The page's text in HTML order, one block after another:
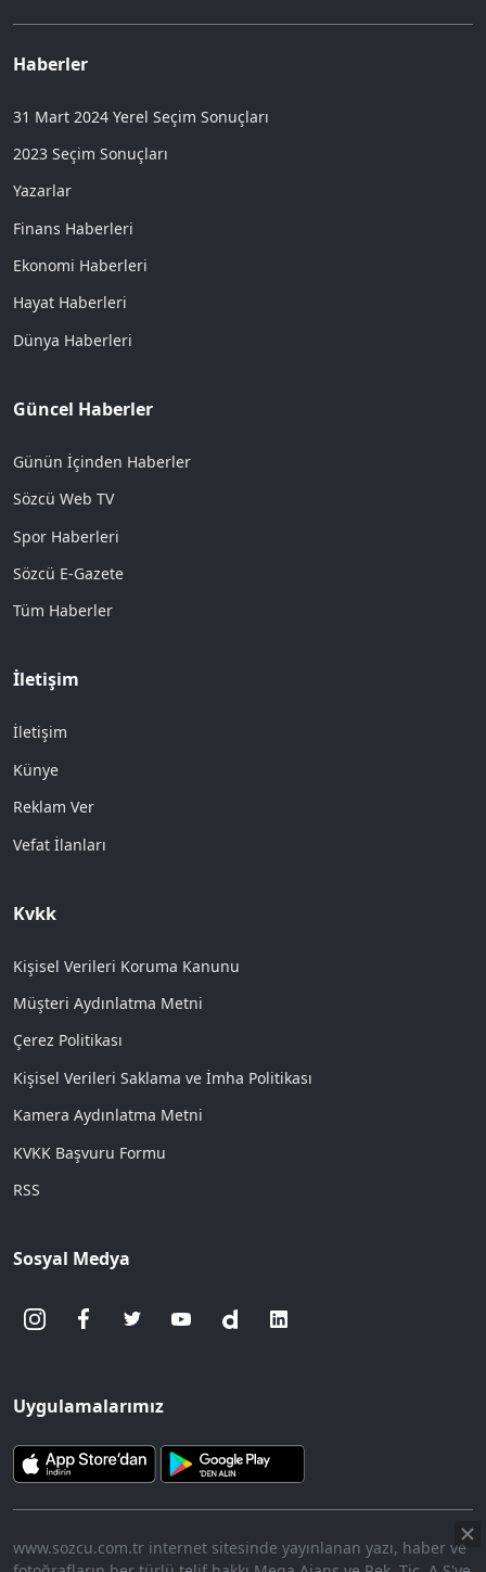
Haberler
31 Mart 2024 Yerel Seçim Sonuçları
2023 Seçim Sonuçları
Yazarlar
Finans Haberleri
Ekonomi Haberleri
Hayat Haberleri
Dünya Haberleri
Güncel Haberler
Günün İçinden Haberler
Sözcü Web TV
Spor Haberleri
Sözcü E-Gazete
Tüm Haberler
İletişim
İletişim
Künye
Reklam Ver
Vefat İlanları
Kvkk
Kişisel Verileri Koruma Kanunu
Müşteri Aydınlatma Metni
Çerez Politikası
Kişisel Verileri Saklama ve İmha Politikası
Kamera Aydınlatma Metni
KVKK Başvuru Formu
RSS
Sosyal Medya
Uygulamalarımız
www.sozcu.com.tr internet sitesinde yayınlanan yazı, haber ve